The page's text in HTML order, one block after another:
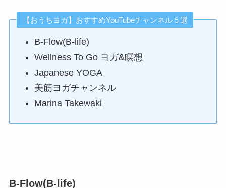
【おうちヨガ】おすすめYouTubeチャンネル５選
B-Flow(B-life)
Wellness To Go ヨガ&瞑想
Japanese YOGA
美筋ヨガチャンネル
Marina Takewaki
B-Flow(B-life)